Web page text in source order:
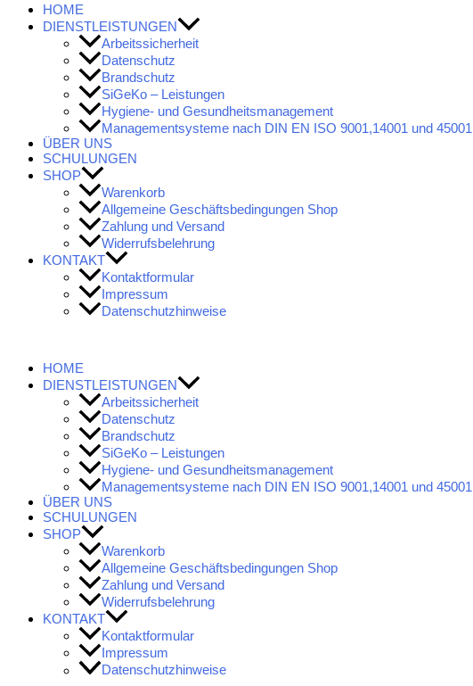
HOME
DIENSTLEISTUNGEN
Arbeitssicherheit
Datenschutz
Brandschutz
SiGeKo – Leistungen
Hygiene- und Gesundheitsmanagement
Managementsysteme nach DIN EN ISO 9001,14001 und 45001
ÜBER UNS
SCHULUNGEN
SHOP
Warenkorb
Allgemeine Geschäftsbedingungen Shop
Zahlung und Versand
Widerrufsbelehrung
KONTAKT
Kontaktformular
Impressum
Datenschutzhinweise
HOME
DIENSTLEISTUNGEN
Arbeitssicherheit
Datenschutz
Brandschutz
SiGeKo – Leistungen
Hygiene- und Gesundheitsmanagement
Managementsysteme nach DIN EN ISO 9001,14001 und 45001
ÜBER UNS
SCHULUNGEN
SHOP
Warenkorb
Allgemeine Geschäftsbedingungen Shop
Zahlung und Versand
Widerrufsbelehrung
KONTAKT
Kontaktformular
Impressum
Datenschutzhinweise